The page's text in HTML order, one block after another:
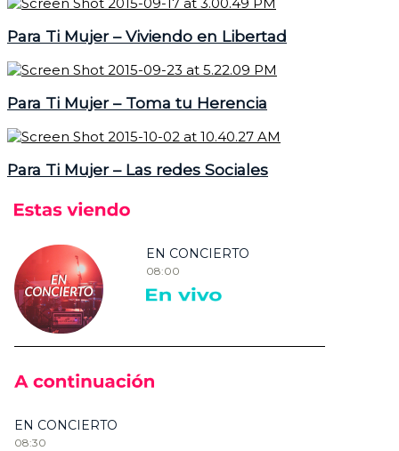
Para Ti Mujer – Viviendo en Libertad
Para Ti Mujer – Toma tu Herencia
Para Ti Mujer – Las redes Sociales